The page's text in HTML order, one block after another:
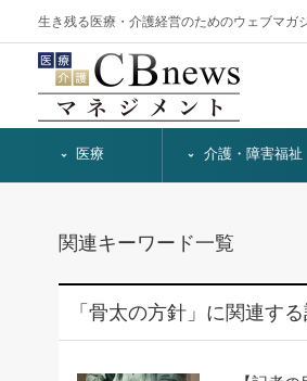
生き残る医療・介護経営のためのウェブマガ
医療 介護・障害福祉
関連キーワード一覧
「骨太の方針」に関連す